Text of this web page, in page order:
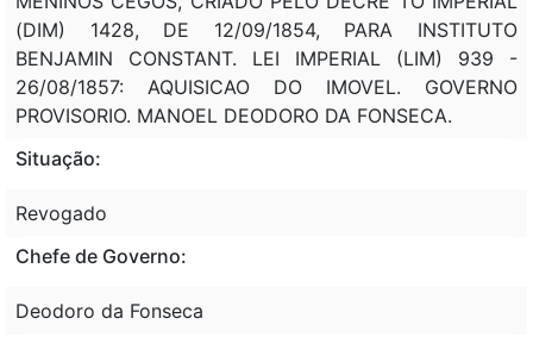
(DIM) 1428, DE 12/09/1854, PARA INSTITUTO
BENJAMIN CONSTANT. LEI IMPERIAL (LIM) 939 -
26/08/1857: AQUISICAO DO IMOVEL. GOVERNO
PROVISORIO. MANOEL DEODORO DA FONSECA.
Situação:
Revogado
Chefe de Governo:
Deodoro da Fonseca